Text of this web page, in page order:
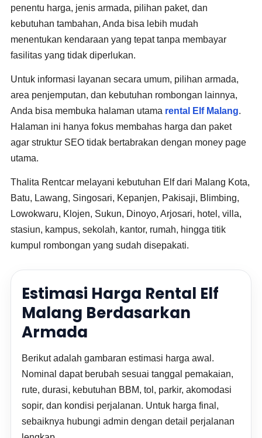
penentu harga, jenis armada, pilihan paket, dan
kebutuhan tambahan, Anda bisa lebih mudah
menentukan kendaraan yang tepat tanpa membayar
fasilitas yang tidak diperlukan.
Untuk informasi layanan secara umum, pilihan armada,
area penjemputan, dan kebutuhan rombongan lainnya,
Anda bisa membuka halaman utama rental Elf Malang.
Halaman ini hanya fokus membahas harga dan paket
agar struktur SEO tidak bertabrakan dengan money page
utama.
Thalita Rentcar melayani kebutuhan Elf dari Malang Kota,
Batu, Lawang, Singosari, Kepanjen, Pakisaji, Blimbing,
Lowokwaru, Klojen, Sukun, Dinoyo, Arjosari, hotel, villa,
stasiun, kampus, sekolah, kantor, rumah, hingga titik
kumpul rombongan yang sudah disepakati.
Estimasi Harga Rental Elf
Malang Berdasarkan
Armada
Berikut adalah gambaran estimasi harga awal.
Nominal dapat berubah sesuai tanggal pemakaian,
rute, durasi, kebutuhan BBM, tol, parkir, akomodasi
sopir, dan kondisi perjalanan. Untuk harga final,
sebaiknya hubungi admin dengan detail perjalanan